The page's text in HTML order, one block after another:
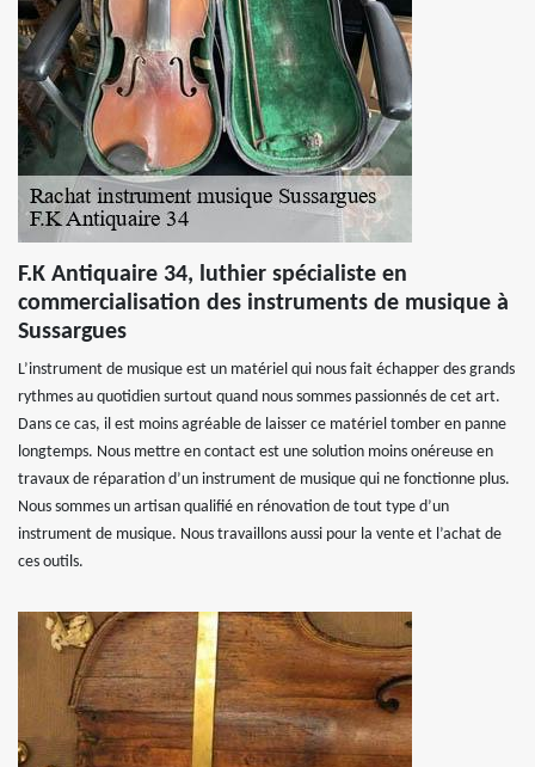
F.K Antiquaire 34, luthier spécialiste en
commercialisation des instruments de musique à
Sussargues
L’instrument de musique est un matériel qui nous fait échapper des grands
rythmes au quotidien surtout quand nous sommes passionnés de cet art.
Dans ce cas, il est moins agréable de laisser ce matériel tomber en panne
longtemps. Nous mettre en contact est une solution moins onéreuse en
travaux de réparation d’un instrument de musique qui ne fonctionne plus.
Nous sommes un artisan qualifié en rénovation de tout type d’un
instrument de musique. Nous travaillons aussi pour la vente et l’achat de
ces outils.